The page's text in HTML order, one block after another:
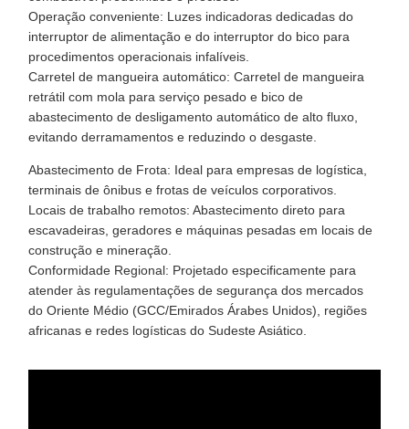
Operação conveniente: Luzes indicadoras dedicadas do
interruptor de alimentação e do interruptor do bico para
procedimentos operacionais infalíveis.
Carretel de mangueira automático: Carretel de mangueira
retrátil com mola para serviço pesado e bico de
abastecimento de desligamento automático de alto fluxo,
evitando derramamentos e reduzindo o desgaste.
Abastecimento de Frota: Ideal para empresas de logística,
terminais de ônibus e frotas de veículos corporativos.
Locais de trabalho remotos: Abastecimento direto para
escavadeiras, geradores e máquinas pesadas em locais de
construção e mineração.
Conformidade Regional: Projetado especificamente para
atender às regulamentações de segurança dos mercados
do Oriente Médio (GCC/Emirados Árabes Unidos), regiões
africanas e redes logísticas do Sudeste Asiático.